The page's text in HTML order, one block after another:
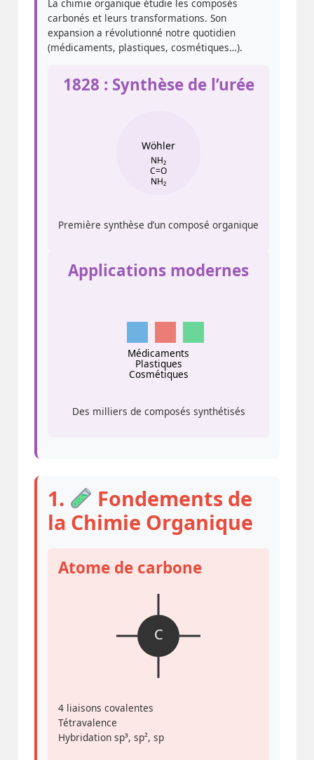
La chimie organique étudie les composés
carbonés et leurs transformations. Son
expansion a révolutionné notre quotidien
(médicaments, plastiques, cosmétiques…).
1828 : Synthèse de l’urée
Wöhler
NH₂
C=O
NH₂
Première synthèse d’un composé organique
Applications modernes
Médicaments
Plastiques
Cosmétiques
Des milliers de composés synthétisés
1.
Fondements de
la Chimie Organique
Atome de carbone
C
4 liaisons covalentes
Tétravalence
Hybridation sp³, sp², sp